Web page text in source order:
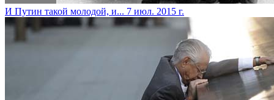
И Путин такой молодой, и... 7 июл. 2015 г.